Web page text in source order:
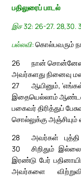
பதிலுரைப் பாடல்
இச 32: 26-27. 28,30.
பல்லவி: கொல்பவரும்
26
நான் சொன்னேன்:
அவர்களது நினைவு
27
ஆயினும்,
இதையெல்லாம்
பகைவர் திரித்துப்
சொல்லுக்கு அஞ்சியும்
28
அவர்கள்
சிறிதும்
30
இரண்டு பேர்
அவர்களை